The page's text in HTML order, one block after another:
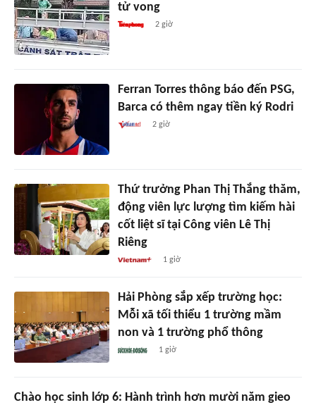
tử vong
2 giờ
Ferran Torres thông báo đến PSG,
Barca có thêm ngay tiền ký Rodri
2 giờ
Thứ trưởng Phan Thị Thắng thăm,
động viên lực lượng tìm kiếm hài
cốt liệt sĩ tại Công viên Lê Thị
Riêng
1 giờ
Hải Phòng sắp xếp trường học:
Mỗi xã tối thiểu 1 trường mầm
non và 1 trường phổ thông
1 giờ
Chào học sinh lớp 6: Hành trình hơn mười năm gieo